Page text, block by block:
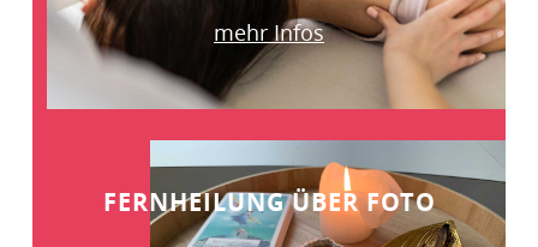
mehr Infos
FERNHEILUNG ÜBER FOTO